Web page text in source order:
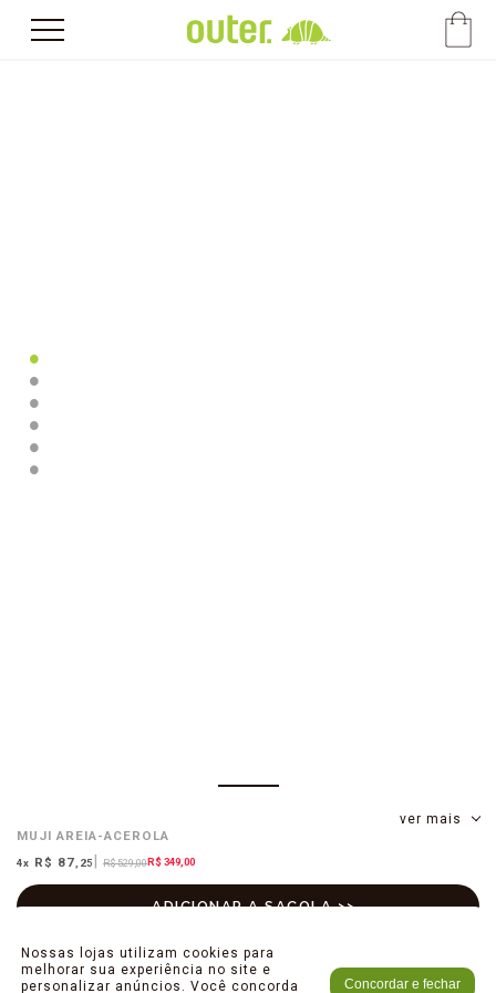
ver mais
MUJI AREIA-ACEROLA
R$ 529,00R$ 349,00
4x R$ 87 ,25
Nossas lojas utilizam cookies para
melhorar sua experiência no site e
personalizar anúncios. Você concorda
Concordar e fechar